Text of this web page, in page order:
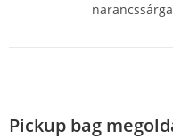
narancssárga
Pickup bag